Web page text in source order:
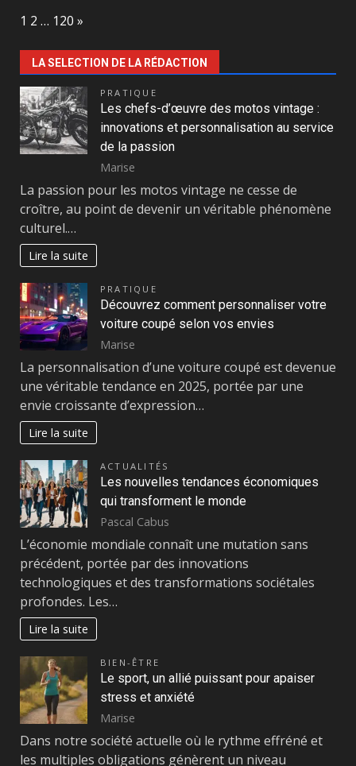
Page:
1 2 … 120 Next
»
LA SELECTION DE LA RÉDACTION
PRATIQUE
Les chefs-d’œuvre des motos vintage :
innovations et personnalisation au service
de la passion
Marise
La passion pour les motos vintage ne cesse de
croître, au point de devenir un véritable phénomène
culturel.…
Lire la suite
PRATIQUE
Découvrez comment personnaliser votre
voiture coupé selon vos envies
Marise
La personnalisation d’une voiture coupé est devenue
une véritable tendance en 2025, portée par une
envie croissante d’expression…
Lire la suite
ACTUALITÉS
Les nouvelles tendances économiques
qui transforment le monde
Pascal Cabus
L’économie mondiale connaît une mutation sans
précédent, portée par des innovations
technologiques et des transformations sociétales
profondes. Les…
Lire la suite
BIEN-ÊTRE
Le sport, un allié puissant pour apaiser
stress et anxiété
Marise
Dans notre société actuelle où le rythme effréné et
les multiples obligations génèrent un niveau